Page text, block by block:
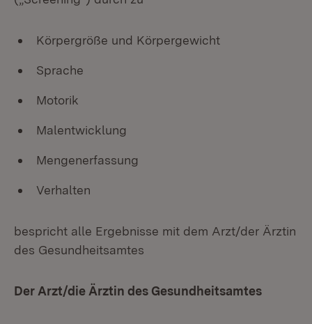
Körpergröße und Körpergewicht
Sprache
Motorik
Malentwicklung
Mengenerfassung
Verhalten
bespricht alle Ergebnisse mit dem Arzt/der Ärztin
des Gesundheitsamtes
Der Arzt/die Ärztin des Gesundheitsamtes